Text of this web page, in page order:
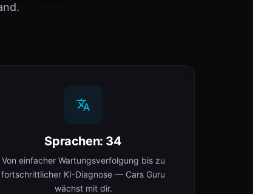
Sprachen: 34
Von einfacher Wartungsverfolgung bis zu
fortschrittlicher KI-Diagnose — Cars Guru
wächst mit dir.